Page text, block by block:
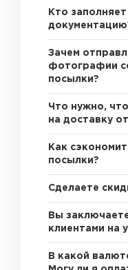
Кто
Зачем
фотографии
посылки?
Что нужно,
на доставку
Как
посылки?
Сделаете
Вы
клиентами на
В какой